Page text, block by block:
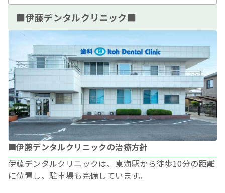
■伊藤デンタルクリニック■
■伊藤デンタルクリニックの治療方針
伊藤デンタルクリニックは、東海駅から徒歩10分の距離
に位置し、駐車場も完備しています。